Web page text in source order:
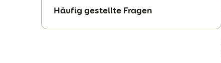
Häufig gestellte Fragen